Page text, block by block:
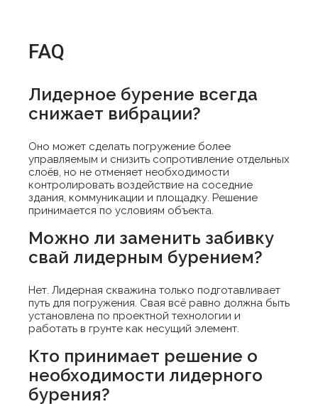
FAQ
Лидерное бурение всегда
снижает вибрации?
Оно может сделать погружение более
управляемым и снизить сопротивление отдельных
слоёв, но не отменяет необходимости
контролировать воздействие на соседние
здания, коммуникации и площадку. Решение
принимается по условиям объекта.
Можно ли заменить забивку
свай лидерным бурением?
Нет. Лидерная скважина только подготавливает
путь для погружения. Свая всё равно должна быть
установлена по проектной технологии и
работать в грунте как несущий элемент.
Кто принимает решение о
необходимости лидерного
бурения?